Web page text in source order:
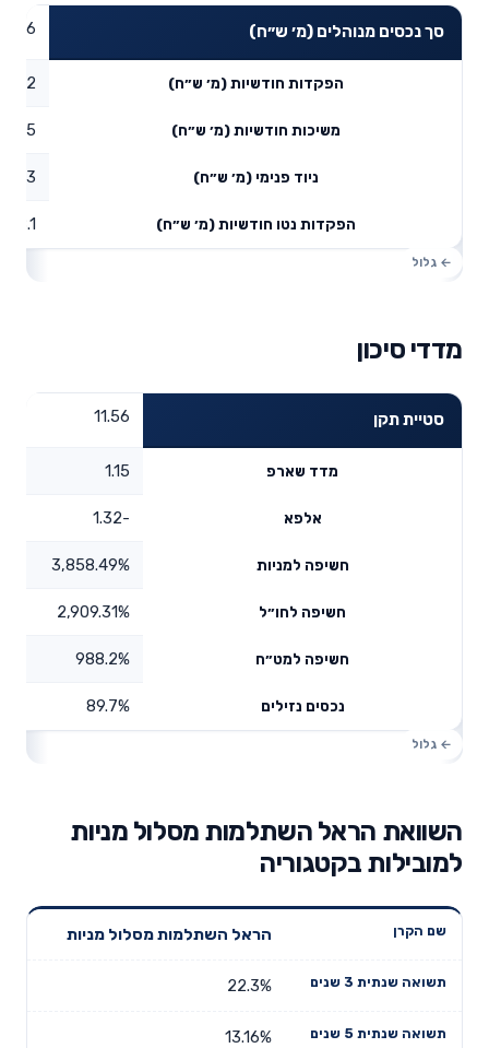
סך נכסים מנוהלים (מ׳ ש״ח)
הפקדות חודשיות (מ׳ ש״ח)
משיכות חודשיות (מ׳ ש״ח) 7.95
ניוד פנימי (מ׳ ש״ח)
הפקדות נטו חודשיות (מ׳ ש״ח) 178.1
מדדי סיכון
סטיית תקן 11.56
מדד שארפ 1.15
אלפא -1.32
חשיפה למניות 3,858.49%
חשיפה לחו״ל 2,909.31%
חשיפה למט״ח 988.2%
נכסים נזילים 89.7%
השוואת הראל השתלמות מסלול מניות
למובילות בקטגוריה
שנים
תשואה
דמי ניהול
הראל השתלמות מסלול מניות
22.3%
13.16%